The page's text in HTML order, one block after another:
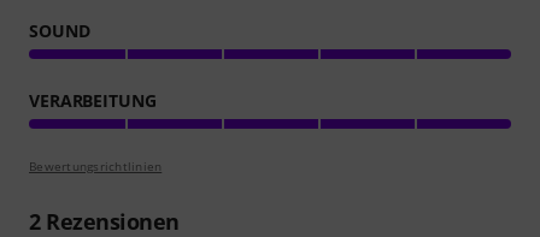
SOUND
VERARBEITUNG
Bewertungsrichtlinien
2Rezensionen